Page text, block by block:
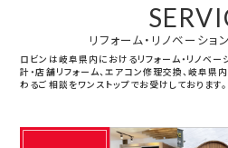
リフォーム・リノベーシ
ロビンは岐阜県内におけるリフォーム・リノベー
計・店舗リフォーム、エアコン修理交換、岐阜県
わるご相談をワンストップでお受けしております。